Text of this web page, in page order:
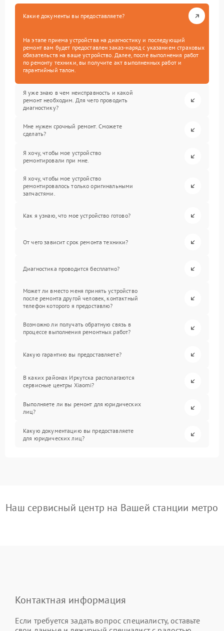
Какие документы вы предоставляете?
На этапе приема устройства на диагностику и последующий
ремонт вам будет предоставлен заказ-наряд с указанием страховых
обязательств на ваше устройство. Далее, после выполнения работ
по ремонту техники, вы получите акт выполненных работ и
гарантийный талон.
Я уже знаю в чем неисправность и какой
ремонт необходим. Для чего проводить
диагностику?
Мне нужен срочный ремонт. Сможете
сделать?
Я хочу, чтобы мое устройство
ремонтировали при мне.
Я хочу, чтобы мое устройство
ремонтировалось только оригинальными
запчастями.
Как я узнаю, что мое устройство готово?
От чего зависит срок ремонта техники?
Диагностика проводится бесплатно?
Может ли вместо меня принять устройство
после ремонта другой человек, контактный
телефон которого я предоставлю?
Возможно ли получать обратную связь в
процессе выполнения ремонтных работ?
Какую гарантию вы предоставляете?
В каких районах Иркутска располагаются
сервисные центры Xiaomi?
Выполняете ли вы ремонт для юридических
лиц?
Какую документацию вы предоставляете
для юридических лиц?
Наш сервисный центр на Вашей станции метро
Контактная информация
Если требуется задать вопрос специалисту, оставьте